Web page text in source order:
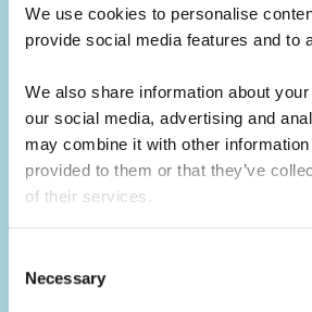
We use cookies to personalise
provide social media features and to
We also share information about
our social media, advertising and
may combine it with other information
provided to them or that they’ve
of their services.
Selection
Necessary
für deinen Lebenslauf!
ein Sommerjob im Camp
gut in deinem Lebenslauf.
klassischen Ferienjobs
wertvolle Erfahrungen, indem
hebst dich für zukünftige